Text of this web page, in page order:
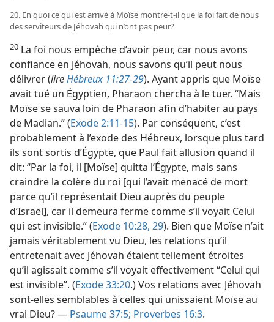
20. En quoi ce qui est arrivé à Moïse montre-​t-​il que la foi fait de nous
des serviteurs de Jéhovah qui n’ont pas peur?
20 La foi nous empêche d’avoir peur, car nous avons
confiance en Jéhovah, nous savons qu’il peut nous
délivrer (lireHébreux 11:27-29). Ayant appris que Moïse
avait tué un Égyptien, Pharaon chercha à le tuer. “Mais
Moïse se sauva loin de Pharaon afin d’habiter au pays
de Madian.” (Exode 2:11-15). Par conséquent, c’est
probablement à l’exode des Hébreux, lorsque plus tard
ils sont sortis d’Égypte, que Paul fait allusion quand il
dit: “Par la foi, il [Moïse] quitta l’Égypte, mais sans
craindre la colère du roi [qui l’avait menacé de mort
parce qu’il représentait Dieu auprès du peuple
d’Israël], car il demeura ferme comme s’il voyait Celui
qui est invisible.” (Exode 10:28, 29). Bien que Moïse n’ait
jamais véritablement vu Dieu, les relations qu’il
entretenait avec Jéhovah étaient tellement étroites
qu’il agissait comme s’il voyait effectivement “Celui qui
est invisible”. (Exode 33:20.) Vos relations avec Jéhovah
sont-​elles semblables à celles qui unissaient Moïse au
vrai Dieu? — Psaume 37:5; Proverbes 16:3.